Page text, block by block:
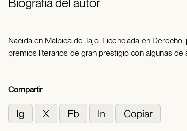
Nacida en Malpica de Tajo. Licenciada en
premios literarios de gran prestigio con algunas
Compartir